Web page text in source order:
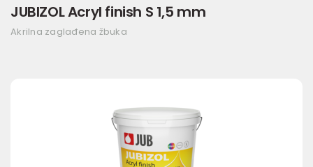
JUBIZOL Acryl finish S 1,5 mm
Akrilna zaglađena žbuka